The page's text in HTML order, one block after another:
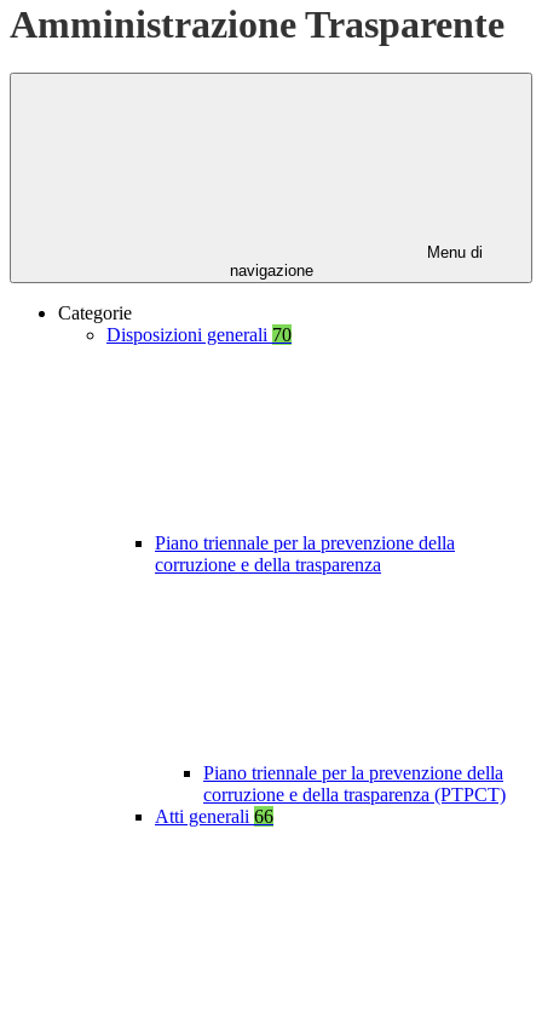
Amministrazione Trasparente
Menu di
navigazione
Categorie
Disposizioni generali 70
Piano triennale per la prevenzione della
corruzione e della trasparenza
Piano triennale per la prevenzione della
corruzione e della trasparenza (PTPCT)
Atti generali 66